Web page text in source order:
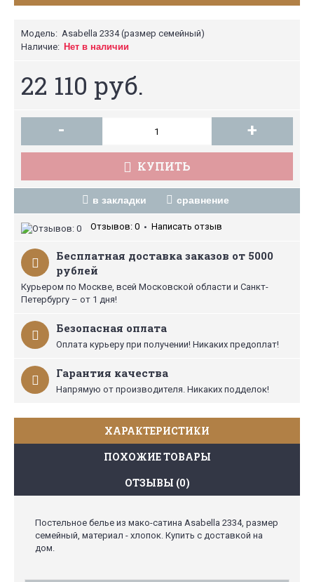
Модель: Asabella 2334 (размер семейный)
Наличие: Нет в наличии
22 110 руб.
- +
КУПИТЬ
в закладки сравнение
Отзывов: 0 • Написать отзыв
Бесплатная доставка заказов от 5000
рублей
Курьером по Москве, всей Московской области и Санкт-
Петербургу – от 1 дня!
Безопасная оплата
Оплата курьеру при получении! Никаких предоплат!
Гарантия качества
Напрямую от производителя. Никаких подделок!
ХАРАКТЕРИСТИКИ
ПОХОЖИЕ ТОВАРЫ
ОТЗЫВЫ (0)
Постельное белье из мако-сатина Asabella 2334, размер
семейный, материал - хлопок. Купить с доставкой на
дом.